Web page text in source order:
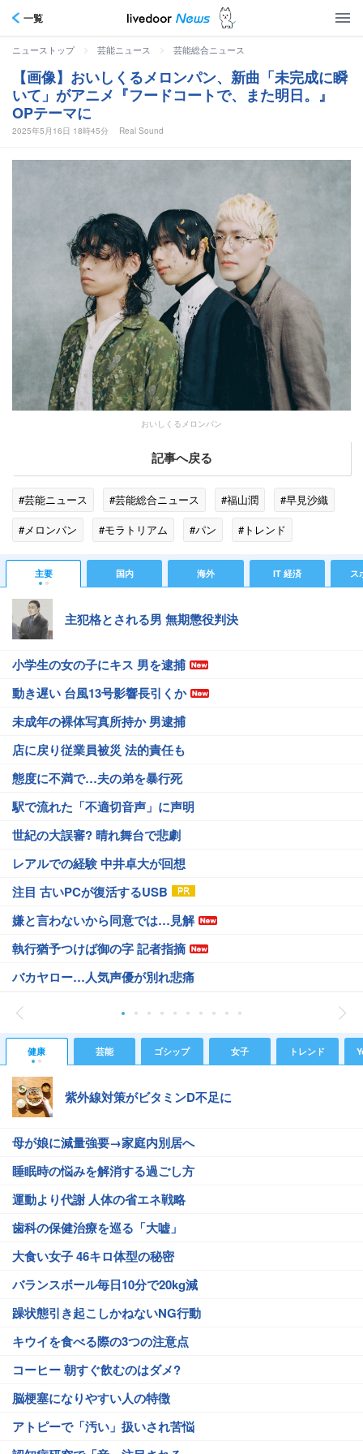
一覧
ニューストップ > 芸能ニュース > 芸能総合ニュース
【画像】おいしくるメロンパン、新曲「未完成に瞬
いて」がアニメ『フードコートで、また明日。』
OPテーマに
2025年5月16日 18時45分 Real Sound
おいしくるメロンパン
記事へ戻る
#芸能ニュース #芸能総合ニュース #福山潤
#早見沙織
#メロンパン
#モラトリアム #パン #トレンド
主要 国内 海外 IT 経済 ス
主犯格とされる男 無期懲役判決
小学生の女の子にキス 男を逮捕
動き遅い 台風13号影響長引くか
未成年の裸体写真所持か 男逮捕
店に戻り従業員被災 法的責任も
態度に不満で…夫の弟を暴行死
駅で流れた「不適切音声」に声明
世紀の大誤審? 晴れ舞台で悲劇
レアルでの経験 中井卓大が回想
注目 古いPCが復活するUSB
嫌と言わないから同意では…見解
執行猶予つけば御の字 記者指摘
バカヤロー…人気声優が別れ悲痛
健康 芸能 ゴシップ 女子 トレンド
紫外線対策がビタミンD不足に
母が娘に減量強要→家庭内別居へ
睡眠時の悩みを解消する過ごし方
運動より代謝 人体の省エネ戦略
歯科の保健治療を巡る「大嘘」
大食い女子 46キロ体型の秘密
バランスボール毎日10分で20kg減
躁状態引き起こしかねないNG行動
キウイを食べる際の3つの注意点
コーヒー 朝すぐ飲むのはダメ?
脳梗塞になりやすい人の特徴
アトピーで「汚い」扱いされ苦悩